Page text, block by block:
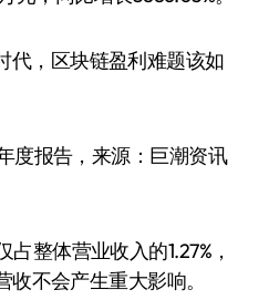
度报告，来源：巨潮资讯
整体营业收入的1.27%，
不会产生重大影响。